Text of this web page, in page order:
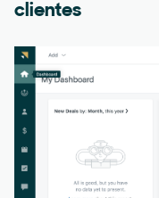
clientes